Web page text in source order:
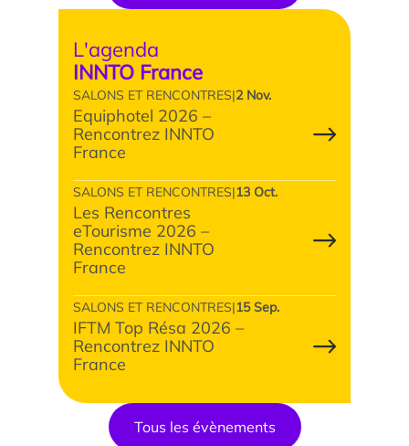
L'agenda
INNTO France
SALONS ET RENCONTRES|2 Nov.
Equiphotel 2026 –
Rencontrez INNTO
France
SALONS ET RENCONTRES|13 Oct.
Les Rencontres
eTourisme 2026 –
Rencontrez INNTO
France
SALONS ET RENCONTRES|15 Sep.
IFTM Top Résa 2026 –
Rencontrez INNTO
France
Tous les évènements